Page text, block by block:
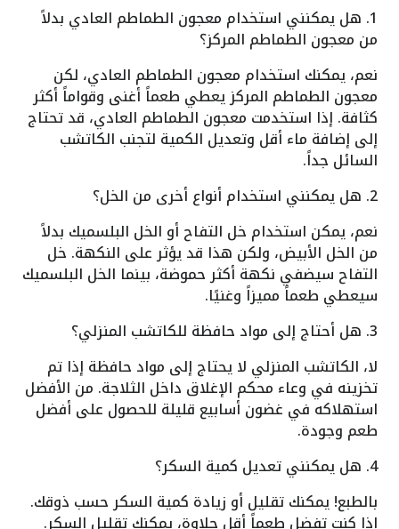
1. هل يمكنني استخدام معجون الطماطم العادي بدلاً
من معجون الطماطم المركز؟
نعم، يمكنك استخدام معجون الطماطم العادي، لكن
معجون الطماطم المركز يعطي طعماً أغنى وقواماً أكثر
كثافة. إذا استخدمت معجون الطماطم العادي، قد تحتاج
إلى إضافة ماء أقل وتعديل الكمية لتجنب الكاتشب
السائل جداً.
2. هل يمكنني استخدام أنواع أخرى من الخل؟
نعم، يمكن استخدام خل التفاح أو الخل البلسميك بدلاً
من الخل الأبيض، ولكن هذا قد يؤثر على النكهة. خل
التفاح سيضفي نكهة أكثر حموضة، بينما الخل البلسميك
سيعطي طعماً مميزاً وغنيًا.
3. هل أحتاج إلى مواد حافظة للكاتشب المنزلي؟
لا، الكاتشب المنزلي لا يحتاج إلى مواد حافظة إذا تم
تخزينه في وعاء محكم الإغلاق داخل الثلاجة. من الأفضل
استهلاكه في غضون أسابيع قليلة للحصول على أفضل
طعم وجودة.
4. هل يمكنني تعديل كمية السكر؟
بالطبع! يمكنك تقليل أو زيادة كمية السكر حسب ذوقك.
إذا كنت تفضل طعماً أقل حلاوة، يمكنك تقليل السكر.